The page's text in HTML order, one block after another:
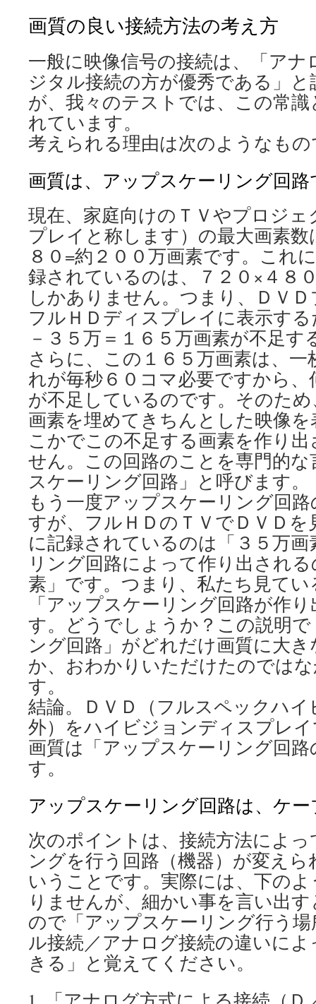
画質の良い接続方法の考え方
一般に映像信号の接続は、「ア
ジタル接続の方が優秀である」
が、我々のテストでは、この常
れています。
考えられる理由は次のようなも
画質は、アップスケーリング回
現在、家庭向けのＴＶやプロジ
プレイと称します）の最大画素数
８０=約２００万画素です。これ
録されているのは、７２０×４８
しかありません。つまり、ＤＶ
フルＨＤディスプレイに表示す
－３５万＝１６５万画素が不足す
さらに、この１６５万画素は、
れが毎秒６０コマ必要ですから、
が不足しているのです。そのた
画素を埋めてきちんとした映像
こかでこの不足する画素を作り
せん。この回路のことを専門的
スケーリング回路」と呼びます。
もう一度アップスケーリング回
すが、フルＨＤのＴＶでＤＶＤを
に記録されているのは「３５万
リング回路によって作り出され
素」です。つまり、私たち見て
「アップスケーリング回路が作
す。どうでしょうか？この説明
ング回路」がどれだけ画質に大
か、おわかりいただけたのでは
す。
結論。ＤＶＤ（フルスペックハ
外）をハイビジョンディスプレ
画質は「アップスケーリング回
す。
アップスケーリング回路は、ケ
次のポイントは、接続方法によ
ングを行う回路（機器）が変え
いうことです。実際には、下の
りませんが、細かい事を言い出
ので「アップスケーリング行う
ル接続／アナログ接続の違いに
きる」と覚えてください。